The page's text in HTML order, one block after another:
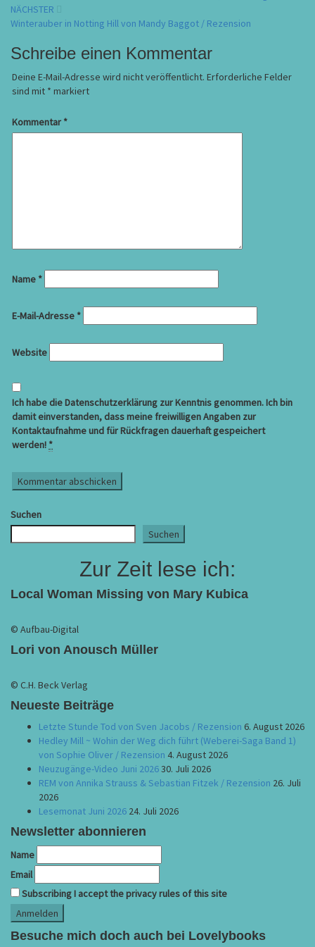
NÄCHSTER
Winterauber in Notting Hill von Mandy Baggot / Rezension
Schreibe einen Kommentar
Deine E-Mail-Adresse wird nicht veröffentlicht. Erforderliche Felder
sind mit * markiert
Kommentar *
Name *
E-Mail-Adresse *
Website
Ich habe die Datenschutzerklärung zur Kenntnis genommen. Ich bin
damit einverstanden, dass meine freiwilligen Angaben zur
Kontaktaufnahme und für Rückfragen dauerhaft gespeichert
werden! *
Suchen
Suchen
Zur Zeit lese ich:
Local Woman Missing von Mary Kubica
© Aufbau-Digital
Lori von Anousch Müller
© C.H. Beck Verlag
Neueste Beiträge
Letzte Stunde Tod von Sven Jacobs / Rezension 6. August 2026
Hedley Mill ~ Wohin der Weg dich führt (Weberei-Saga Band 1)
von Sophie Oliver / Rezension 4. August 2026
Neuzugänge-Video Juni 202630. Juli 2026
REM von Annika Strauss & Sebastian Fitzek / Rezension 26. Juli
2026
Lesemonat Juni 2026 24. Juli 2026
Newsletter abonnieren
Name
Email
Subscribing I accept the privacy rules of this site
Besuche mich doch auch bei Lovelybooks